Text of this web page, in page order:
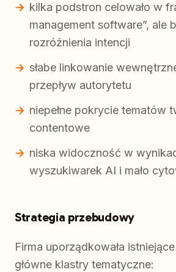
kilka podstron celowało w
management software”, ale
rozróżnienia intencji
słabe linkowanie
przepływ autorytetu
niepełne pokrycie tematów
contentowe
niska widoczność w
wyszukiwarek AI i mało
Strategia przebudowy
Firma uporządkowała
główne klastry tematyczne: